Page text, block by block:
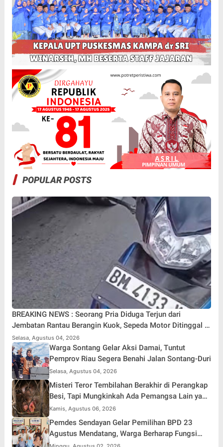
POPULAR POSTS
BREAKING NEWS : Seorang Pria Diduga Terjun dari
Jembatan Rantau Berangin Kuok, Sepeda Motor Ditinggal di
Lokasi
Selasa, Agustus 04, 2026
Warga Sontang Gelar Aksi Damai, Tuntut
Pemprov Riau Segera Benahi Jalan Sontang-Duri
Selasa, Agustus 04, 2026
Misteri Teror Tembilahan Berakhir di Perangkap
Besi, Tapi Mungkinkah Ada Pemangsa Lain yang
Masih Mengintai ?
Kamis, Agustus 06, 2026
Pemdes Sendayan Gelar Pemilihan BPD 23
Agustus Mendatang, Warga Berharap Fungsi
Pengawasan Berjalan Maksimal